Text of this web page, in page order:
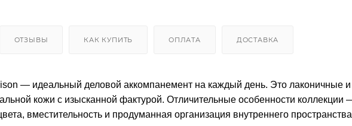
ОТЗЫВЫ КАК КУПИТЬ ОПЛАТА ДОСТАВКА
— идеальный деловой аккомпанемент на каждый день. Это лаконичные и
кожи с изысканной фактурой. Отличительные особенности коллекции
вместительность и продуманная организация внутреннего